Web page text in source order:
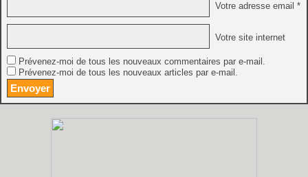
Votre adresse email *
Votre site internet
Prévenez-moi de tous les nouveaux commentaires par e-mail.
Prévenez-moi de tous les nouveaux articles par e-mail.